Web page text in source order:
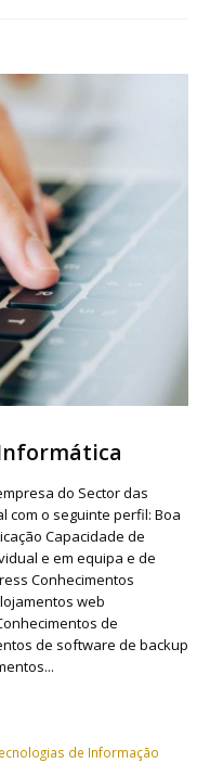
do Sector das
com o seguinte perfil: Boa
Capacidade de
e em equipa e de
Conhecimentos
web
de
de software de backup
de Informação